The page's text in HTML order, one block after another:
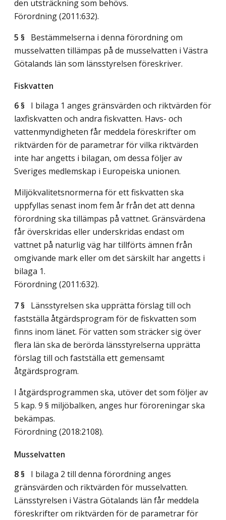
den utsträckning som behövs.
Förordning (2011:632).
5 § Bestämmelserna i denna förordning om
musselvatten tillämpas på de musselvatten i Västra
Götalands län som länsstyrelsen föreskriver.
Fiskvatten
6 § I bilaga 1 anges gränsvärden och riktvärden för
laxfiskvatten och andra fiskvatten. Havs- och
vattenmyndigheten får meddela föreskrifter om
riktvärden för de parametrar för vilka riktvärden
inte har angetts i bilagan, om dessa följer av
Sveriges medlemskap i Europeiska unionen.
Miljökvalitetsnormerna för ett fiskvatten ska
uppfyllas senast inom fem år från det att denna
förordning ska tillämpas på vattnet. Gränsvärdena
får överskridas eller underskridas endast om
vattnet på naturlig väg har tillförts ämnen från
omgivande mark eller om det särskilt har angetts i
bilaga 1.
Förordning (2011:632).
7 § Länsstyrelsen ska upprätta förslag till och
fastställa åtgärdsprogram för de fiskvatten som
finns inom länet. För vatten som sträcker sig över
flera län ska de berörda länsstyrelserna upprätta
förslag till och fastställa ett gemensamt
åtgärdsprogram.
I åtgärdsprogrammen ska, utöver det som följer av
5 kap. 9 § miljöbalken, anges hur föroreningar ska
bekämpas.
Förordning (2018:2108).
Musselvatten
8 § I bilaga 2 till denna förordning anges
gränsvärden och riktvärden för musselvatten.
Länsstyrelsen i Västra Götalands län får meddela
föreskrifter om riktvärden för de parametrar för